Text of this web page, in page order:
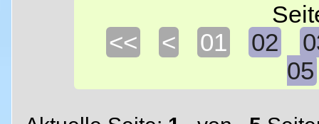
<< < 01 02
05